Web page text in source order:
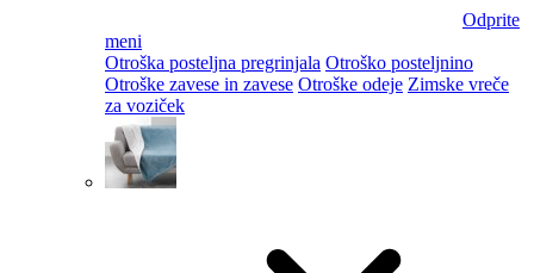
Odprite
meni
Otroška posteljna pregrinjala Otroško posteljnino
Otroške zavese in zavese Otroške odeje Zimske vreče
za voziček